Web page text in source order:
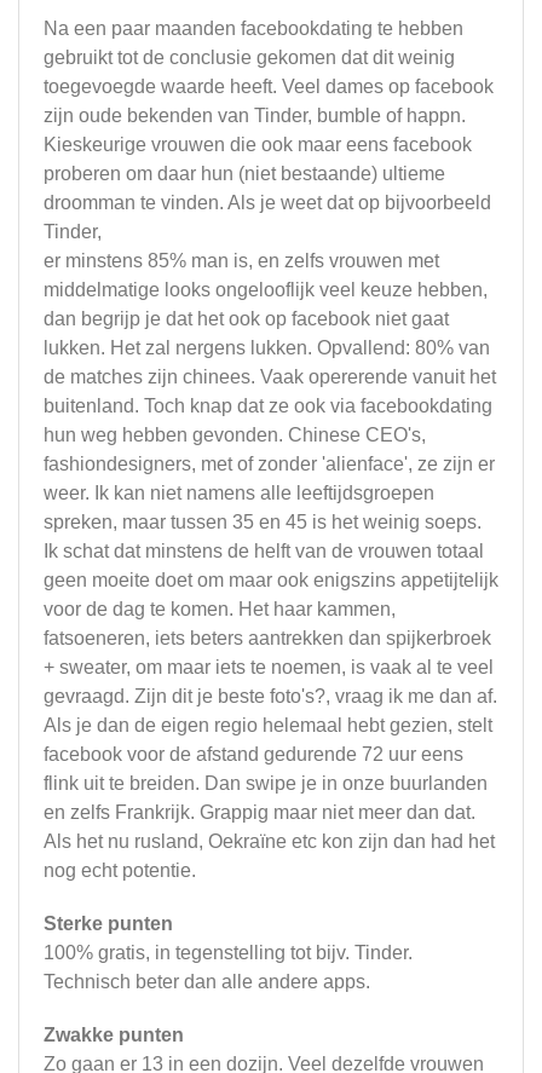
Na een paar maanden facebookdating te hebben
gebruikt tot de conclusie gekomen dat dit weinig
toegevoegde waarde heeft. Veel dames op facebook
zijn oude bekenden van Tinder, bumble of happn.
Kieskeurige vrouwen die ook maar eens facebook
proberen om daar hun (niet bestaande) ultieme
droomman te vinden. Als je weet dat op bijvoorbeeld
Tinder,
er minstens 85% man is, en zelfs vrouwen met
middelmatige looks ongelooflijk veel keuze hebben,
dan begrijp je dat het ook op facebook niet gaat
lukken. Het zal nergens lukken. Opvallend: 80% van
de matches zijn chinees. Vaak opererende vanuit het
buitenland. Toch knap dat ze ook via facebookdating
hun weg hebben gevonden. Chinese CEO's,
fashiondesigners, met of zonder 'alienface', ze zijn er
weer. Ik kan niet namens alle leeftijdsgroepen
spreken, maar tussen 35 en 45 is het weinig soeps.
Ik schat dat minstens de helft van de vrouwen totaal
geen moeite doet om maar ook enigszins appetijtelijk
voor de dag te komen. Het haar kammen,
fatsoeneren, iets beters aantrekken dan spijkerbroek
+ sweater, om maar iets te noemen, is vaak al te veel
gevraagd. Zijn dit je beste foto's?, vraag ik me dan af.
Als je dan de eigen regio helemaal hebt gezien, stelt
facebook voor de afstand gedurende 72 uur eens
flink uit te breiden. Dan swipe je in onze buurlanden
en zelfs Frankrijk. Grappig maar niet meer dan dat.
Als het nu rusland, Oekraïne etc kon zijn dan had het
nog echt potentie.
Sterke punten
100% gratis, in tegenstelling tot bijv. Tinder.
Technisch beter dan alle andere apps.
Zwakke punten
Zo gaan er 13 in een dozijn. Veel dezelfde vrouwen